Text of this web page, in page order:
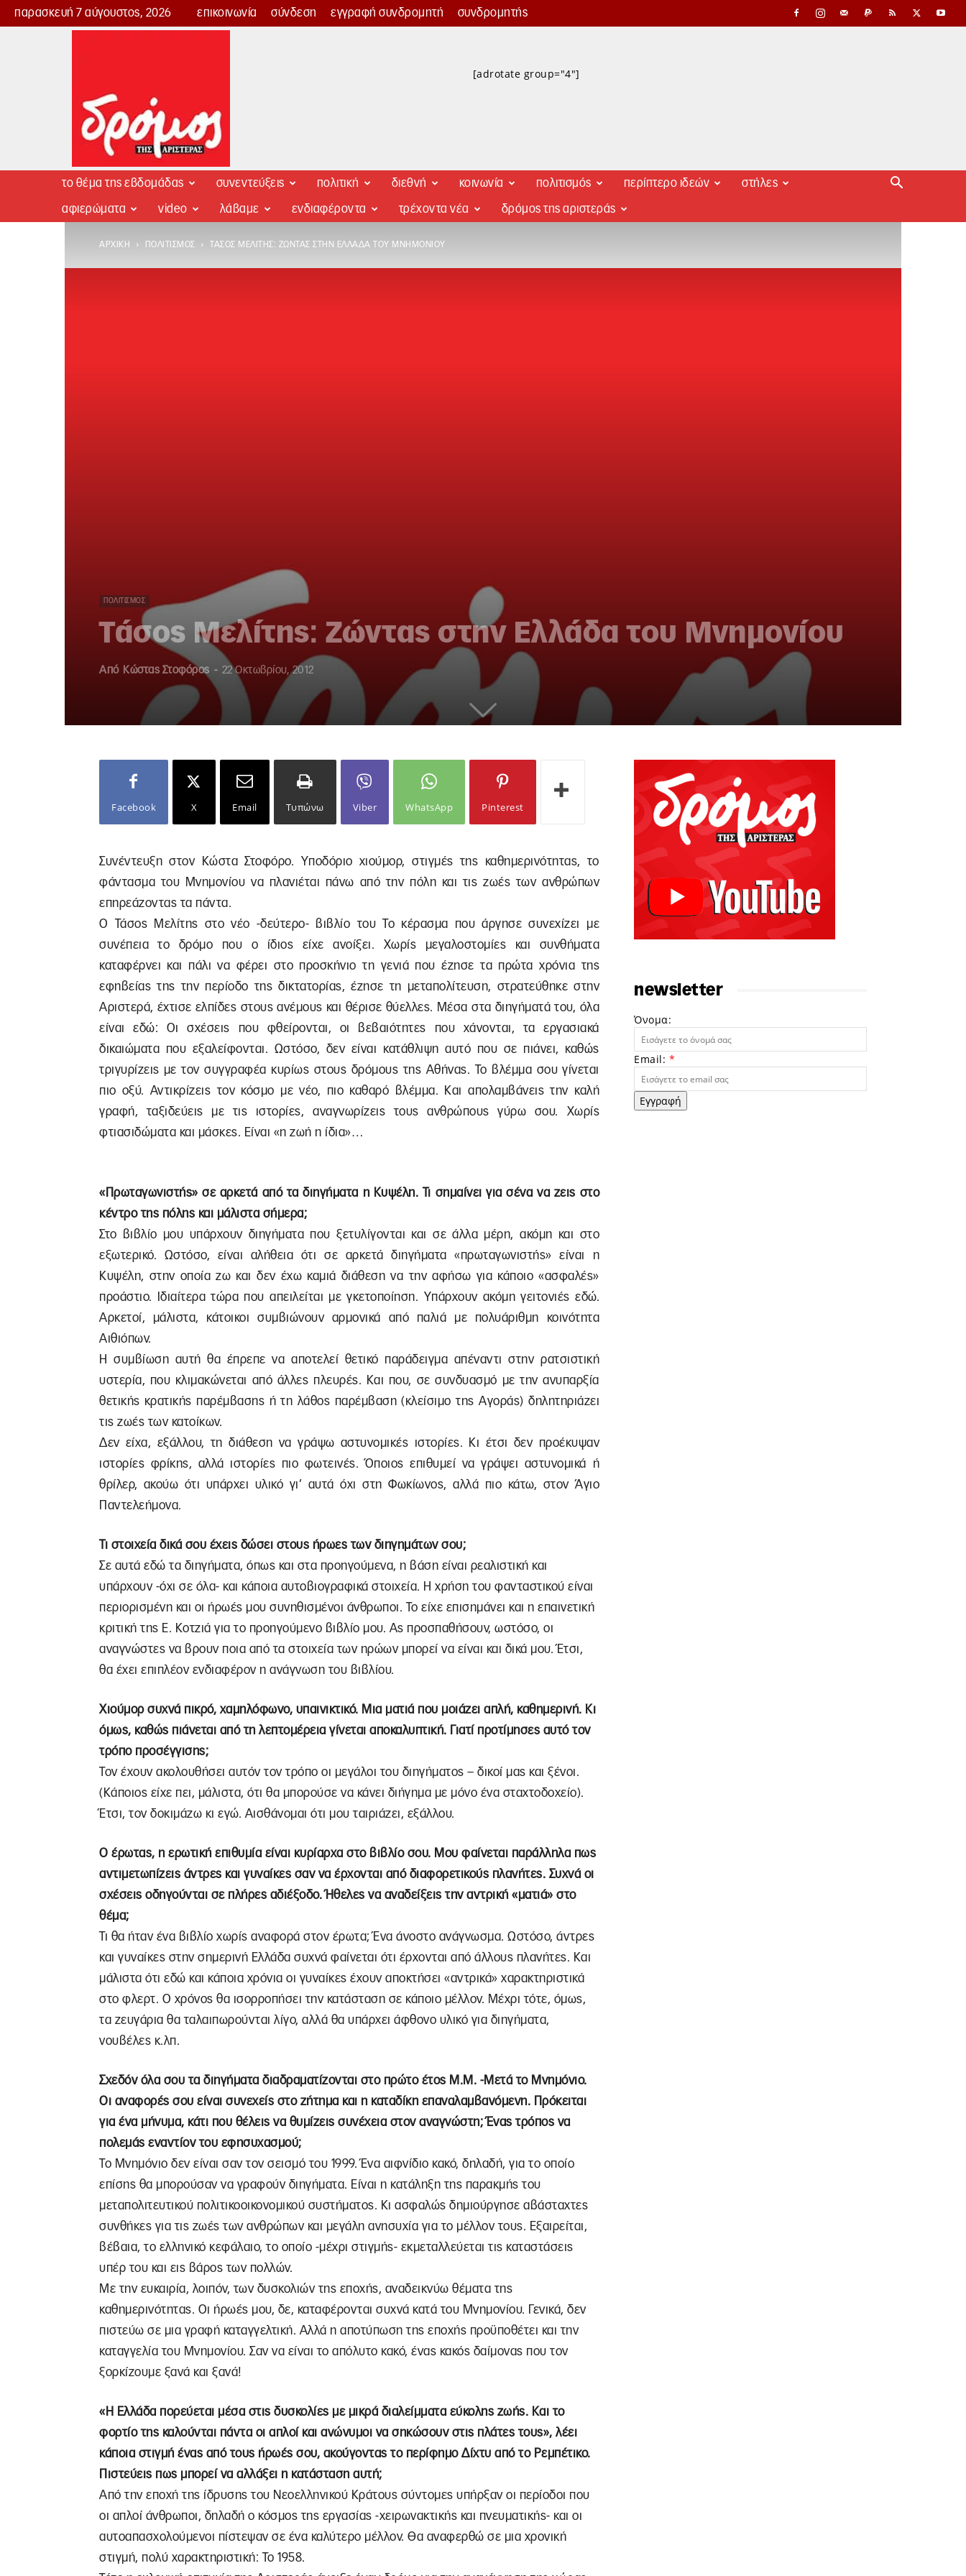
παρασκευή 7 αύγουστος, 2026 επικοινωνία σύνδεση εγγραφή συνδρομητή συνδρομητής
Δρόμος
[adrotate group="4"]
το θέμα της εβδομάδας συνεντεύξεις πολιτική διεθνή κοινωνία πολιτισμός περίπτερο ιδεών στήλες
αφιερώματα video λάβαμε ενδιαφέροντα τρέχοντα νέα δρόμος της αριστεράς
ΑΡΧΙΚΉ ΠΟΛΙΤΙΣΜΌΣ ΤΆΣΟΣ ΜΕΛΊΤΗΣ: ΖΏΝΤΑΣ ΣΤΗΝ ΕΛΛΆΔΑ ΤΟΥ ΜΝΗΜΟΝΊΟΥ
ΠΟΛΙΤΙΣΜΌΣ
Τάσος Μελίτης: Ζώντας στην Ελλάδα του Μνημονίου
Από Κώστας Στοφόρος - 22 Οκτωβρίου, 2012
Facebook X Email Τυπώνω Viber WhatsApp Pinterest
Συνέντευξη στον Κώστα Στοφόρο. Υποδόριο χιούμορ, στιγμές της καθημερινότητας, το
φάντασμα του Μνημονίου να πλανιέται πάνω από την πόλη και τις ζωές των ανθρώπων
επηρεάζοντας τα πάντα.
Ο Τάσος Μελίτης στο νέο -δεύτερο- βιβλίο του Το κέρασμα που άργησε συνεχίζει με
συνέπεια το δρόμο που ο ίδιος είχε ανοίξει. Χωρίς μεγαλοστομίες και συνθήματα
καταφέρνει και πάλι να φέρει στο προσκήνιο τη γενιά που έζησε τα πρώτα χρόνια της
εφηβείας της την περίοδο της δικτατορίας, έζησε τη μεταπολίτευση, στρατεύθηκε στην
Αριστερά, έχτισε ελπίδες στους ανέμους και θέρισε θύελλες. Μέσα στα διηγήματά του, όλα
είναι εδώ: Οι σχέσεις που φθείρονται, οι βεβαιότητες που χάνονται, τα εργασιακά
δικαιώματα που εξαλείφονται. Ωστόσο, δεν είναι κατάθλιψη αυτό που σε πιάνει, καθώς
τριγυρίζεις με τον συγγραφέα κυρίως στους δρόμους της Αθήνας. Το βλέμμα σου γίνεται
πιο οξύ. Αντικρίζεις τον κόσμο με νέο, πιο καθαρό βλέμμα. Και απολαμβάνεις την καλή
γραφή, ταξιδεύεις με τις ιστορίες, αναγνωρίζεις τους ανθρώπους γύρω σου. Χωρίς
φτιασιδώματα και μάσκες. Είναι «η ζωή η ίδια»…
«Πρωταγωνιστής» σε αρκετά από τα διηγήματα η Κυψέλη. Τι σημαίνει για σένα να ζεις στο
κέντρο της πόλης και μάλιστα σήμερα;
Στο βιβλίο μου υπάρχουν διηγήματα που ξετυλίγονται και σε άλλα μέρη, ακόμη και στο
εξωτερικό. Ωστόσο, είναι αλήθεια ότι σε αρκετά διηγήματα «πρωταγωνιστής» είναι η
Κυψέλη, στην οποία ζω και δεν έχω καμιά διάθεση να την αφήσω για κάποιο «ασφαλές»
προάστιο. Ιδιαίτερα τώρα που απειλείται με γκετοποίηση. Υπάρχουν ακόμη γειτονιές εδώ.
Αρκετοί, μάλιστα, κάτοικοι συμβιώνουν αρμονικά από παλιά με πολυάριθμη κοινότητα
Αιθιόπων.
Η συμβίωση αυτή θα έπρεπε να αποτελεί θετικό παράδειγμα απέναντι στην ρατσιστική
υστερία, που κλιμακώνεται από άλλες πλευρές. Και που, σε συνδυασμό με την ανυπαρξία
θετικής κρατικής παρέμβασης ή τη λάθος παρέμβαση (κλείσιμο της Αγοράς) δηλητηριάζει
τις ζωές των κατοίκων.
Δεν είχα, εξάλλου, τη διάθεση να γράψω αστυνομικές ιστορίες. Κι έτσι δεν προέκυψαν
ιστορίες φρίκης, αλλά ιστορίες πιο φωτεινές. Όποιος επιθυμεί να γράψει αστυνομικά ή
θρίλερ, ακούω ότι υπάρχει υλικό γι’ αυτά όχι στη Φωκίωνος, αλλά πιο κάτω, στον Άγιο
Παντελεήμονα.
Τι στοιχεία δικά σου έχεις δώσει στους ήρωες των διηγημάτων σου;
Σε αυτά εδώ τα διηγήματα, όπως και στα προηγούμενα, η βάση είναι ρεαλιστική και
υπάρχουν -όχι σε όλα- και κάποια αυτοβιογραφικά στοιχεία. Η χρήση του φανταστικού είναι
περιορισμένη και οι ήρωές μου συνηθισμένοι άνθρωποι. Το είχε επισημάνει και η επαινετική
κριτική της Ε. Κοτζιά για το προηγούμενο βιβλίο μου. Ας προσπαθήσουν, ωστόσο, οι
αναγνώστες να βρουν ποια από τα στοιχεία των ηρώων μπορεί να είναι και δικά μου. Έτσι,
θα έχει επιπλέον ενδιαφέρον η ανάγνωση του βιβλίου.
Χιούμορ συχνά πικρό, χαμηλόφωνο, υπαινικτικό. Μια ματιά που μοιάζει απλή, καθημερινή. Κι
όμως, καθώς πιάνεται από τη λεπτομέρεια γίνεται αποκαλυπτική. Γιατί προτίμησες αυτό τον
τρόπο προσέγγισης;
Τον έχουν ακολουθήσει αυτόν τον τρόπο οι μεγάλοι του διηγήματος – δικοί μας και ξένοι.
(Κάποιος είχε πει, μάλιστα, ότι θα μπορούσε να κάνει διήγημα με μόνο ένα σταχτοδοχείο).
Έτσι, τον δοκιμάζω κι εγώ. Αισθάνομαι ότι μου ταιριάζει, εξάλλου.
Ο έρωτας, η ερωτική επιθυμία είναι κυρίαρχα στο βιβλίο σου. Μου φαίνεται παράλληλα πως
αντιμετωπίζεις άντρες και γυναίκες σαν να έρχονται από διαφορετικούς πλανήτες. Συχνά οι
σχέσεις οδηγούνται σε πλήρες αδιέξοδο. Ήθελες να αναδείξεις την αντρική «ματιά» στο
θέμα;
Τι θα ήταν ένα βιβλίο χωρίς αναφορά στον έρωτα; Ένα άνοστο ανάγνωσμα. Ωστόσο, άντρες
και γυναίκες στην σημερινή Ελλάδα συχνά φαίνεται ότι έρχονται από άλλους πλανήτες. Και
μάλιστα ότι εδώ και κάποια χρόνια οι γυναίκες έχουν αποκτήσει «αντρικά» χαρακτηριστικά
στο φλερτ. Ο χρόνος θα ισορροπήσει την κατάσταση σε κάποιο μέλλον. Μέχρι τότε, όμως,
τα ζευγάρια θα ταλαιπωρούνται λίγο, αλλά θα υπάρχει άφθονο υλικό για διηγήματα,
νουβέλες κ.λπ.
Σχεδόν όλα σου τα διηγήματα διαδραματίζονται στο πρώτο έτος Μ.Μ. -Μετά το Μνημόνιο.
Οι αναφορές σου είναι συνεχείς στο ζήτημα και η καταδίκη επαναλαμβανόμενη. Πρόκειται
για ένα μήνυμα, κάτι που θέλεις να θυμίζεις συνέχεια στον αναγνώστη; Ένας τρόπος να
πολεμάς εναντίον του εφησυχασμού;
Το Μνημόνιο δεν είναι σαν τον σεισμό του 1999. Ένα αιφνίδιο κακό, δηλαδή, για το οποίο
επίσης θα μπορούσαν να γραφούν διηγήματα. Είναι η κατάληξη της παρακμής του
μεταπολιτευτικού πολιτικοοικονομικού συστήματος. Κι ασφαλώς δημιούργησε αβάσταχτες
συνθήκες για τις ζωές των ανθρώπων και μεγάλη ανησυχία για το μέλλον τους. Εξαιρείται,
βέβαια, το ελληνικό κεφάλαιο, το οποίο -μέχρι στιγμής- εκμεταλλεύεται τις καταστάσεις
υπέρ του και εις βάρος των πολλών.
Με την ευκαιρία, λοιπόν, των δυσκολιών της εποχής, αναδεικνύω θέματα της
καθημερινότητας. Οι ήρωές μου, δε, καταφέρονται συχνά κατά του Μνημονίου. Γενικά, δεν
πιστεύω σε μια γραφή καταγγελτική. Αλλά η αποτύπωση της εποχής προϋποθέτει και την
καταγγελία του Μνημονίου. Σαν να είναι το απόλυτο κακό, ένας κακός δαίμονας που τον
ξορκίζουμε ξανά και ξανά!
«Η Ελλάδα πορεύεται μέσα στις δυσκολίες με μικρά διαλείμματα εύκολης ζωής. Και το
φορτίο της καλούνται πάντα οι απλοί και ανώνυμοι να σηκώσουν στις πλάτες τους», λέει
κάποια στιγμή ένας από τους ήρωές σου, ακούγοντας το περίφημο Δίχτυ από το Ρεμπέτικο.
Πιστεύεις πως μπορεί να αλλάξει η κατάσταση αυτή;
Από την εποχή της ίδρυσης του Νεοελληνικού Κράτους σύντομες υπήρξαν οι περίοδοι που
οι απλοί άνθρωποι, δηλαδή ο κόσμος της εργασίας -χειρωνακτικής και πνευματικής- και οι
αυτοαπασχολούμενοι πίστεψαν σε ένα καλύτερο μέλλον. Θα αναφερθώ σε μια χρονική
στιγμή, πολύ χαρακτηριστική: Το 1958.
newsletter
Όνομα:
Email: *
Εγγραφή